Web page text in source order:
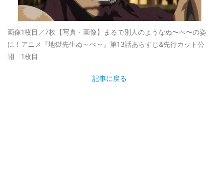
画像1枚目／7枚 【写真・画像】まるで別人のようなぬ〜べ〜の姿
に！アニメ『地獄先生ぬ～べ～』第13話あらすじ&先行カット公
開 1枚目
記事に戻る